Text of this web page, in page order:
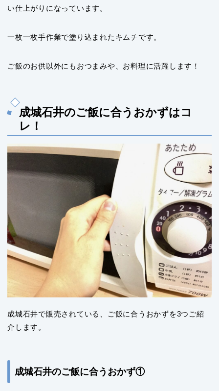
い仕上がりになっています。
一枚一枚手作業で塗り込まれたキムチです。
ご飯のお供以外にもおつまみや、お料理に活躍します！
成城石井のご飯に合うおかずはコ
レ！
成城石井で販売されている、ご飯に合うおかずを3つご紹
介します。
成城石井のご飯に合うおかず①